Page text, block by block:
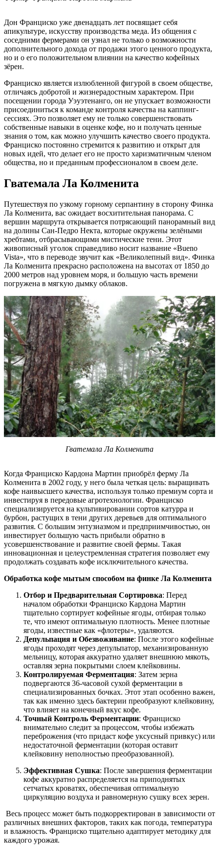
Дон Франциско уже двенадцать лет посвящает себя
апикультуре, искусству производства меда. Из общения с
соседними фермерами он узнал не только о возможности
дополнительного дохода от продажи этого ценного продукта,
но и о его положительном влиянии на качество кофейных
зёрен.
Франциско является излюбленной фигурой в своем обществе,
отличаясь добротой и жизнерадостным характером. При
посещении города Уэуэтенанго, он не упускает возможности
присоединиться к команде контроля качества на каппинг-
сессиях. Это позволяет ему не только совершенствовать
собственные навыки в оценке кофе, но и получать ценные
знания о том, как можно улучшить качество своего продукта.
Франциско постоянно стремится к развитию и открыт для
новых идей, что делает его не просто харизматичным членом
общества, но и преданным профессионалом в своем деле.
Гватемала Ла Колменита
Путешествуя по узкому горному серпантину в сторону Финка
Ла Колменита, вас ожидает восхитительная панорама. С
вершин маршрута открывается потрясающий панорамный вид
на долины Сан-Педро Некта, которые окружены зелёными
хребтами, отбрасывающими мистические тени. Этот
живописный уголок справедливо носит название «Bueno
Vista», что в переводе звучит как «Великолепный вид». Финка
Ла Колменита прекрасно расположена на высотах от 1850 до
2000 метров над уровнем моря, и большую часть времени
погружена в мягкую дымку облаков.
Гватемала Ла Колменита
Когда Франциско Кардона Мартин приобрёл ферму Ла
Колменита в 2002 году, у него была четкая цель: выращивать
кофе наивысшего качества, используя только премиум сорта и
инвестируя в передовые агротехнологии. Франциско
специализируется на культивировании сортов катурра и
бурбон, растущих в тени других деревьев для оптимального
развития. С большим энтузиазмом и предприимчивостью, он
инвестирует большую часть прибыли обратно в
усовершенствование и развитие своей фермы. Такая
инновационная и целеустремленная стратегия позволяет ему
продолжать создавать кофе исключительного качества.
Обработка кофе мытым способом на финке Ла Колменита
Отбор и Предварительная Сортировка: Перед
началом обработки Франциско Кардона Мартин
тщательно сортирует кофейные ягоды, отбирая только
те, что имеют оптимальную плотность. Менее плотные
ягоды, известные как «флотеры», удаляются.
Депульпация и Обезвоживание: После этого кофейные
ягоды проходят через депульпатор, механизированную
мельницу, которая аккуратно удаляет внешнюю мякоть,
оставляя зерна покрытыми слоем клейковины.
Контролируемая Ферментация: Затем зерна
подвергаются 36-часовой сухой ферментации в
специализированных бочках. Этот этап особенно важен,
так как именно здесь бактерии преобразуют клейковину,
что влияет на конечный вкус кофе.
Точный Контроль Ферментации: Франциско
внимательно следит за процессом, чтобы избежать
переброжения (что придаст кофе уксусный привкус) или
недостаточной ферментации (которая оставит
клейковину неполностью преобразованной).
Эффективная Сушка: После завершения ферментации
кофе аккуратно распределяется на приподнятых
сетчатых кроватях, обеспечивая оптимальную
циркуляцию воздуха и равномерную сушку всех зерен.
Весь процесс может быть подкорректирован в зависимости от
различных внешних факторов, таких как погода, температура
и влажность. Франциско тщательно адаптирует методику для
каждого урожая.